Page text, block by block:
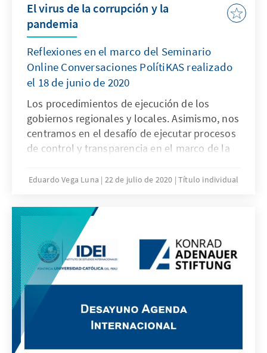
El virus de la corrupción y la
pandemia
Reflexiones en el marco del Seminario
Online Conversaciones PolítiKAS realizado
el 18 de junio de 2020
Los procedimientos de ejecución de los
gobiernos regionales y locales. Asimismo, nos
centramos en el desafío de ejecutar procesos
de control y transparencia en el marco de la
Eduardo Vega Luna 22 de julio de 2020 Título individual